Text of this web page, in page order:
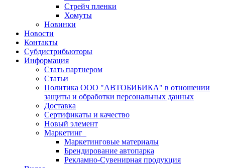
Стрейч пленки
Хомуты
Новинки
Новости
Контакты
Субдистрибьюторы
Информация
Стать партнером
Статьи
Политика ООО "АВТОБИБИКА" в отношении
защиты и обработки персональных данных
Доставка
Сертификаты и качество
Новый элемент
Маркетинг
Маркетинговые материалы
Брендирование автопарка
Рекламно-Сувенирная продукция